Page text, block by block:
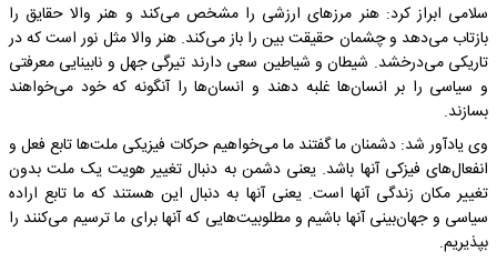
سلامی ابراز کرد: هنر مرزهای ارزشی را مشخص می‌کند و هنر والا حقایق را
بازتاب می‌دهد و چشمان حقیقت بین را باز می‌کند. هنر والا مثل نور است که در
تاریکی می‌درخشد. شیطان و شیاطین سعی دارند تیرگی جهل و نابینایی معرفتی
و سیاسی را بر انسان‌ها غلبه دهند و انسان‌ها را آنگونه که خود می‌خواهند
بسازند.
وی یادآور شد: دشمنان ما گفتند ما می‌خواهیم حرکات فیزیکی ملت‌ها تابع فعل و
انفعال‌های فیزکی آنها باشد. یعنی دشمن به دنبال تغییر هویت یک ملت بدون
تغییر مکان زندگی آنها است. یعنی آنها به دنبال این هستند که ما تابع اراده
سیاسی و جهان‌بینی آنها باشیم و مطلوبیت‌هایی ‌که آنها برای ما ترسیم می‌کنند را
بپذیریم.